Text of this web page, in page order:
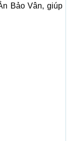
Bảo Vân, giúp